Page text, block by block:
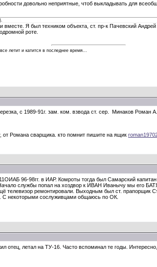
довольно неприятные, чтоб выкладывать для
Я был техником объекта, ст. пр-к Пачевский
роте.
летит и катится в последнее время...
с 1989-91г. зам. ком. взвода ст. сер. Минаков Роман
Романа сварщика. кто помнит пишите на ящик
96-98гг. в ИАР. Комроты тогда был Самарский
службы попал на хоздвор к ИВАН Иванычу мы его
телевизор ремонтировали. Выходным был ст. прапорщик
С некоторыми сослуживцами общаюсь по ОК.
летал на ТУ-16. Часто вспоминал те годы.